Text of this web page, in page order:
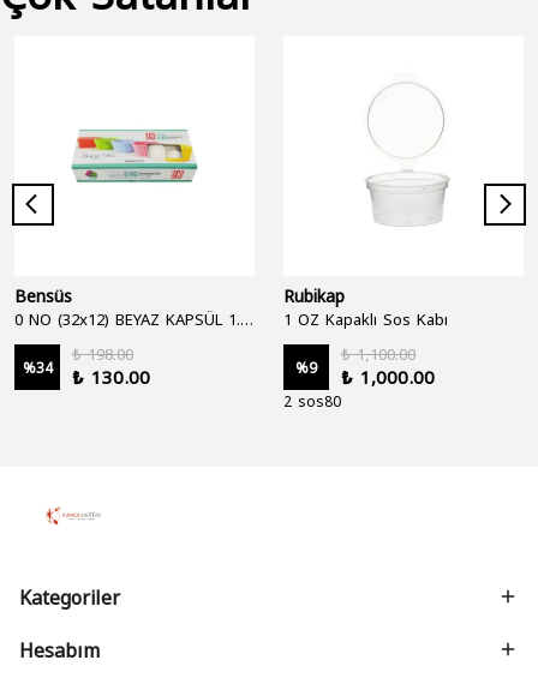
Bensüs
%34
₺ 198.00
₺ 130.00
Rubikap
1 OZ Kapaklı Sos Kabı
%9
₺ 1,100.00
₺ 1,000.00
2 sos80
Kategoriler
Hesabım